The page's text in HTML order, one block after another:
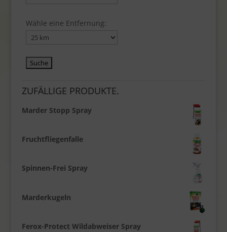
Wähle eine Entfernung:
ZUFÄLLIGE PRODUKTE.
Marder Stopp Spray
Fruchtfliegenfalle
Spinnen-Frei Spray
Marderkugeln
Ferox-Protect Wildabweiser Spray